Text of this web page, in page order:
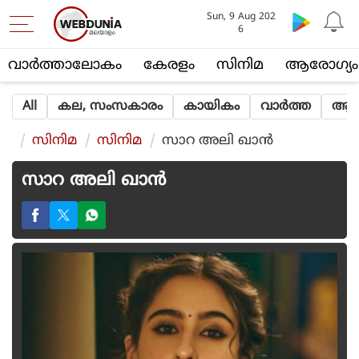
വാര്‍ത്താലോകം കേരളം സിനിമ ആരോഗ്യം
Sun, 9 Aug 202
6
All കല, സംസകാരം കായികം വാര്‍ത്ത
സിനിമ സിനിമ സാറ അലി ഖാൻ
സാറ അലി ഖാൻ